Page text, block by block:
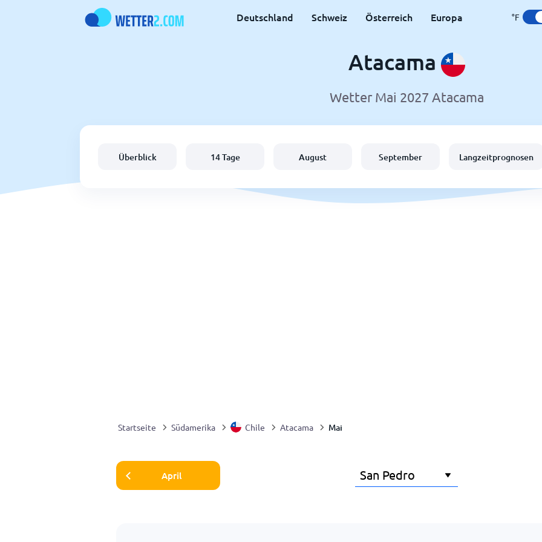
Deutschland Schweiz Österreich Europa °F
Atacama
Wetter Mai 2027 Atacama
Überblick 14 Tage August September Langzeitprognosen
Startseite Südamerika Chile Atacama Mai
April